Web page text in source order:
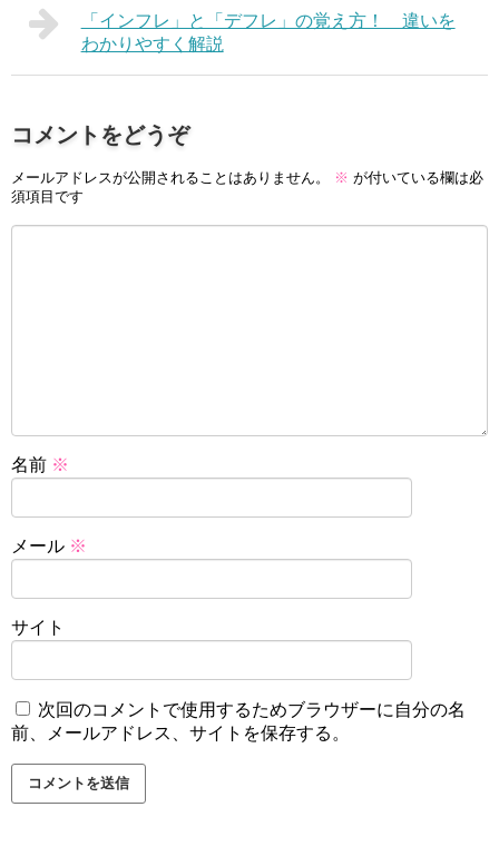
「インフレ」と「デフレ」の覚え方！ 違いを
わかりやすく解説
コメントをどうぞ
メールアドレスが公開されることはありません。 ※ が付いている欄は必
須項目です
名前 ※
メール ※
サイト
次回のコメントで使用するためブラウザーに自分の名
前、メールアドレス、サイトを保存する。